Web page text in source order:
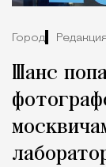
Город
Шанс